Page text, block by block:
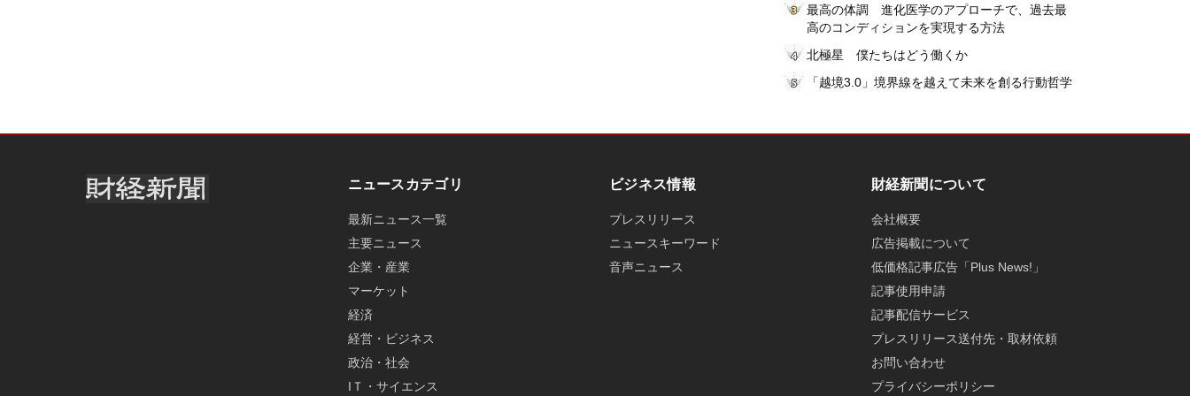
最高の体調 進化医学のアプローチで、過去最
高のコンディションを実現する方法
北極星 僕たちはどう働くか
「越境3.0」境界線を越えて未来を創る行動哲学
ニュースカテゴリ
最新ニュース一覧
主要ニュース
企業・産業
マーケット
経済
経営・ビジネス
政治・社会
IＴ・サイエンス
ビジネス情報
プレスリリース
ニュースキーワード
音声ニュース
財経新聞について
会社概要
広告掲載について
低価格記事広告「Plus News!」
記事使用申請
記事配信サービス
プレスリリース送付先・取材依頼
お問い合わせ
プライバシーポリシー